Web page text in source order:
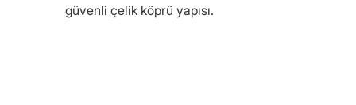
güvenli çelik köprü yapısı.